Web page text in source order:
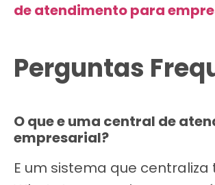
de atendimento para
Perguntas
O que e uma central de
empresarial?
E um sistema que centraliza